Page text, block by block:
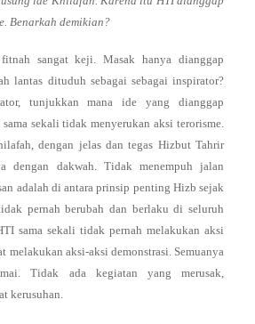
Benarkah demikian?
sangat keji. Masak hanya dianggap
lantas dituduh sebagai sebagai inspirator?
tunjukkan mana ide yang dianggap
sekali tidak menyerukan aksi terorisme.
dengan jelas dan tegas Hizbut Tahrir
dengan dakwah. Tidak menempuh jalan
adalah di antara prinsip penting Hizb sejak
pernah berubah dan berlaku di seluruh
sama sekali tidak pernah melakukan aksi
melakukan aksi-aksi demonstrasi. Semuanya
Tidak ada kegiatan yang merusak,
kerusuhan.